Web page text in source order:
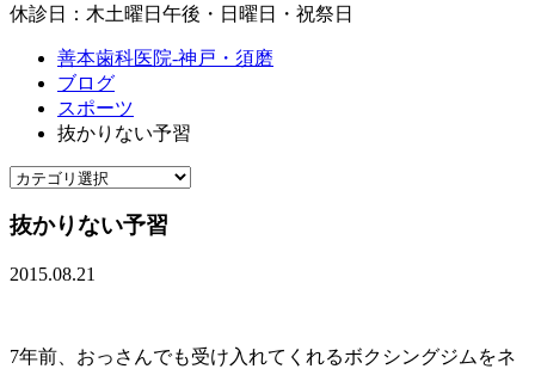
休診日：木土曜日午後・日曜日・祝祭日
善本歯科医院-神戸・須磨
ブログ
スポーツ
抜かりない予習
抜かりない予習
2015.08.21
7年前、おっさんでも受け入れてくれるボクシングジムをネ